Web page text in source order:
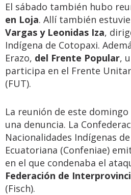
El sábado también hubo
en Loja. Allí también
Vargas y Leonidas Iza,
Indígena de Cotopaxi.
Erazo, del Frente Popular,
participa en el Frente
(FUT).
La reunión de este
una denuncia. La
Nacionalidades Indígenas
Ecuatoriana (Confeniae)
en el que condenaba el
Federación de
(Fisch).